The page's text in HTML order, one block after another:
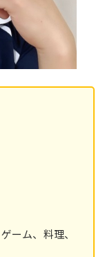
ーム、料理、